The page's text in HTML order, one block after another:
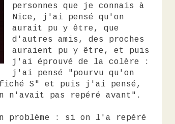
personnes que je connais à
Nice, j'ai pensé qu'on
aurait pu y être, que
d'autres amis, des proches
auraient pu y être, et puis
j'ai éprouvé de la colère :
j'ai pensé "pourvu qu'on
S" et puis j'ai pensé,
n'avait pas repéré avant".
problème : si on l'a repéré